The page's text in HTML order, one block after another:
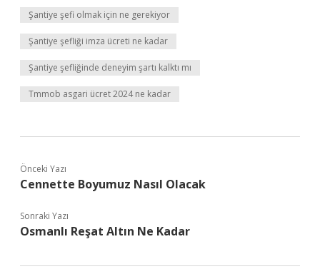
Şantiye şefi olmak için ne gerekiyor
Şantiye şefliği imza ücreti ne kadar
Şantiye şefliğinde deneyim şartı kalktı mı
Tmmob asgari ücret 2024 ne kadar
Önceki Yazı
Cennette Boyumuz Nasıl Olacak
Sonraki Yazı
Osmanlı Reşat Altın Ne Kadar